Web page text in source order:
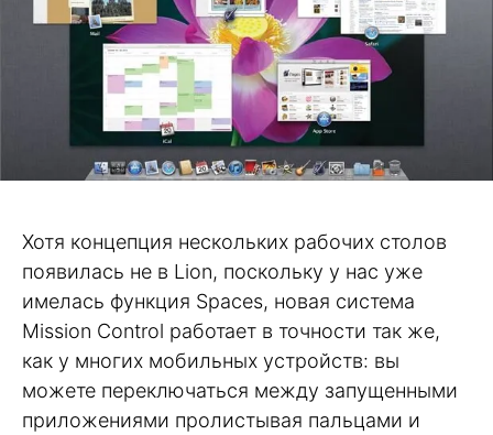
Хотя концепция нескольких рабочих столов
появилась не в Lion, поскольку у нас уже
имелась функция Spaces, новая система
Mission Control работает в точности так же,
как у многих мобильных устройств: вы
можете переключаться между запущенными
приложениями пролистывая пальцами и